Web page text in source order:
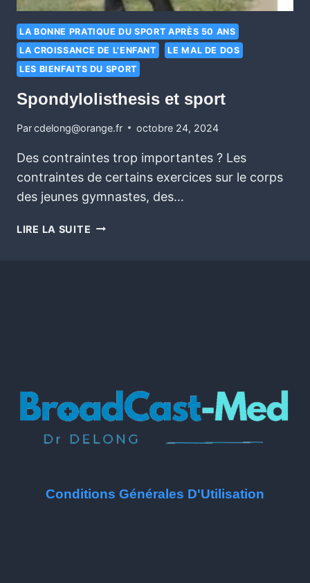
LA BONNE PRATIQUE DU SPORT APRÈS 50 ANS
LA CROISSANCE DE L'ENFANT
LE MAL DE DOS
LES BIENFAITS DU SPORT
Spondylolisthesis et sport
Parcdelong@orange.fr octobre 24, 2024
Des contraintes trop importantes ? Les
contraintes de certains exercices sur le corps
des jeunes gymnastes, des…
LIRE LA SUITE
Conditions Générales D'Utilisation